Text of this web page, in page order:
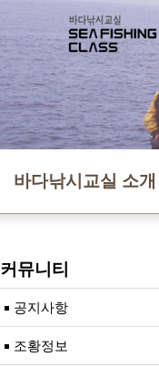
바다낚시교실 소개
커뮤니티
공지사항
조황정보